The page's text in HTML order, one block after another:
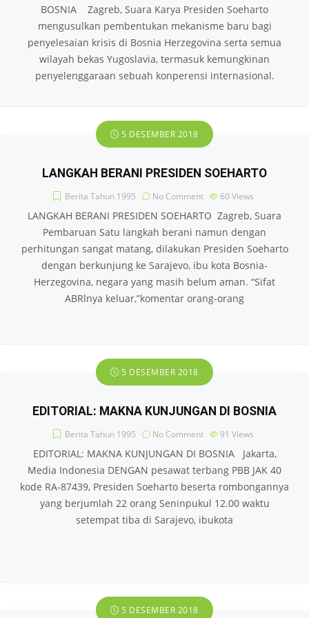
BOSNIA Zagreb, Suara Karya Presiden Soeharto
mengusulkan pembentukan mekanisme baru bagi
penyelesaian krisis di Bosnia Herzegovina serta semua
wilayah bekas Yugoslavia, termasuk kemungkinan
penyelenggaraan sebuah konperensi internasional.
5 DESEMBER 2018
LANGKAH BERANI PRESIDEN SOEHARTO
Berita Tahun 1995 No Comment 60 Views
LANGKAH BERANI PRESIDEN SOEHARTO Zagreb, Suara
Pembaruan Satu langkah berani namun dengan
perhitungan sangat matang, dilakukan Presiden Soeharto
dengan berkunjung ke Sarajevo, ibu kota Bosnia-
Herzegovina, negara yang masih belum aman. “Sifat
ABRlnya keluar,”komentar orang-orang
5 DESEMBER 2018
EDITORIAL: MAKNA KUNJUNGAN DI BOSNIA
Berita Tahun 1995 No Comment 91 Views
EDITORIAL: MAKNA KUNJUNGAN DI BOSNIA Jakarta,
Media Indonesia DENGAN pesawat terbang PBB JAK 40
kode RA-87439, Presiden Soeharto beserta rombongannya
yang berjumlah 22 orang Seninpukul 12.00 waktu
setempat tiba di Sarajevo, ibukota
5 DESEMBER 2018